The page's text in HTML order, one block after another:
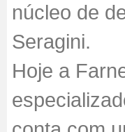
núcleo de
Seragini.
Hoje a